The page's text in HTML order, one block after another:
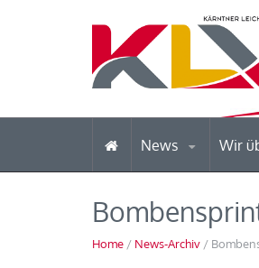
News Wir
Home / News-Archiv /